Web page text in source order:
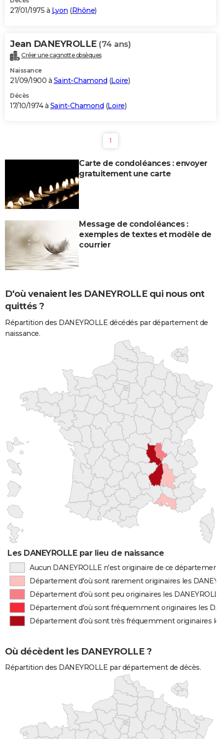
27/01/1975 à Lyon (Rhône)
Jean DANEYROLLE (74 ans)
Créer une cagnotte obsèques
Naissance
21/09/1900 à Saint-Chamond (Loire)
Décès
17/10/1974 à Saint-Chamond (Loire)
1
Carte de condoléances : envoyer
gratuitement une carte
Message de condoléances :
exemples de textes et modèle de
courrier
D'où venaient les DANEYROLLE qui nous ont
quittés ?
Répartition des DANEYROLLE décédés par département de
naissance.
Les DANEYROLLE par lieu de naissance
Aucun DANEYROLLE n'est originaire de ce département
Département d'où sont rarement originaires les
Département d'où sont peu originaires les
Département d'où sont fréquemment originaires les
Département d'où sont très fréquemment originaires
Où décèdent les DANEYROLLE ?
Répartition des DANEYROLLE par département de décès.